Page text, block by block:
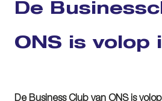
De
ONS is volop
De Business Club van ONS is